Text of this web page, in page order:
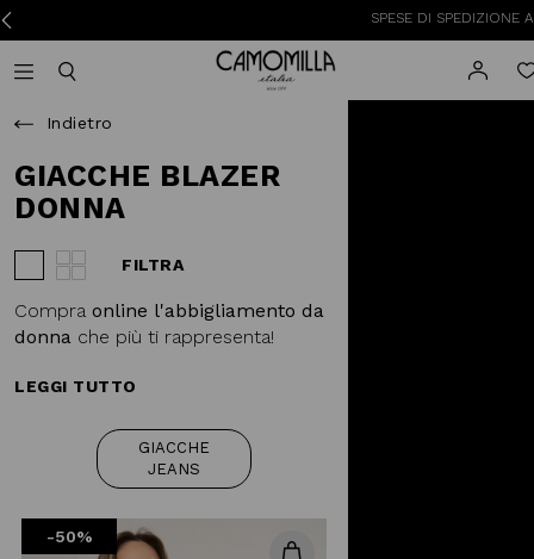
SPESE DI SPEDIZIONE A 3,95€
Camomilla Italia®
Indietro
GIACCHE BLAZER
DONNA
FILTRA
Compra online l'abbigliamento da
donna che più ti rappresenta!
LEGGI TUTTO
GIACCHE
JEANS
-50%